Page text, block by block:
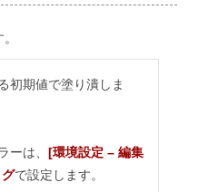
初期値で塗り潰しま
ーは、 [環境設定 – 編集
で設定します。